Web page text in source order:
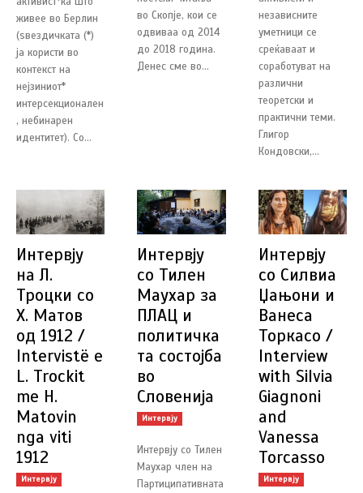
живее во Берлин
(ѕвездичката (*)
ја користи во
контекст на
нејзиниот*
интерсекционален
, небинарен
идентитет). Со...
во Скопје, кои се
одвиваа од 2014
до 2018 година.
Денес сме во...
независните
уметници се
среќаваат и
соработуват на
различни
теоретски и
практични теми.
Глигор
Кондовски,...
Интервју
на Л.
Троцки со
Х. Матов
од 1912 /
Intervistë e
L. Trockit
me H.
Matovin
nga viti
1912
Интервју
Интервју
со Тилен
Маухар за
ПЛАЦ и
политичка
та состојба
во
Словенија
Интервју
Интервју со Тилен
Маухар член на
Партиципативната
Интервју
со Силвиа
Џањони и
Ванеса
Торкасо /
Interview
with Silvia
Giagnoni
and
Vanessa
Torcasso
Интервју